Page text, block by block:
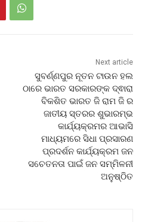
Next article
ସୁବର୍ଣ୍ଣପୁର ନୂତନ ଟାଉନ ହଲ
ଠାରେ ଭାରତ ସରକାରଙ୍କ ଦ୍ଵାରା
ବିକଶିତ ଭାରତ ଜି ରାମ ଜି ର
ଜାତୀୟ ସ୍ତରର ଶୁଭାରମ୍ଭ
କାର୍ଯ୍ୟକ୍ରମର ଆଭାସି
ମାଧ୍ୟମରେ ସିଧା ପ୍ରସାରଣ
ପ୍ରଦର୍ଶନ କାର୍ଯ୍ୟକ୍ରମ ଜନ
ସଚେତନତା ପାଇଁ ଜନ ସମ୍ମିଳନୀ
ଅନୁଷ୍ଠିତ